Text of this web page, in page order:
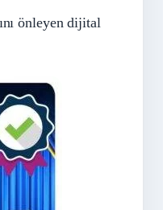
önleyen dijital